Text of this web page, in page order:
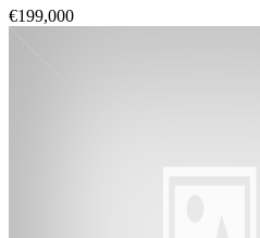
€199,000